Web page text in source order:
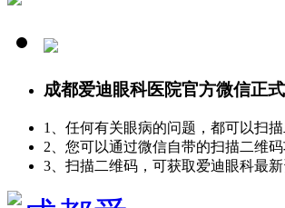
成都爱迪眼科医院官方微信正式
1、任何有关眼病的问题，都可以扫
2、您可以通过微信自带的扫描二维
3、扫描二维码，可获取爱迪眼科最新